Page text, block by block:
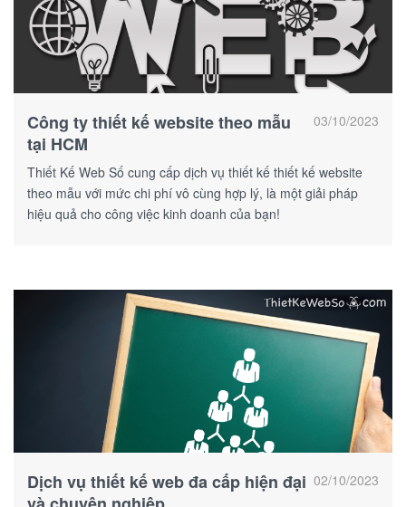
03/10/2023
Công ty thiết kế website theo mẫu
tại HCM
Thiết Kế Web Số cung cấp dịch vụ thiết kế thiết kế website
theo mẫu với mức chi phí vô cùng hợp lý, là một giải pháp
hiệu quả cho công việc kinh doanh của bạn!
02/10/2023
Dịch vụ thiết kế web đa cấp hiện đại